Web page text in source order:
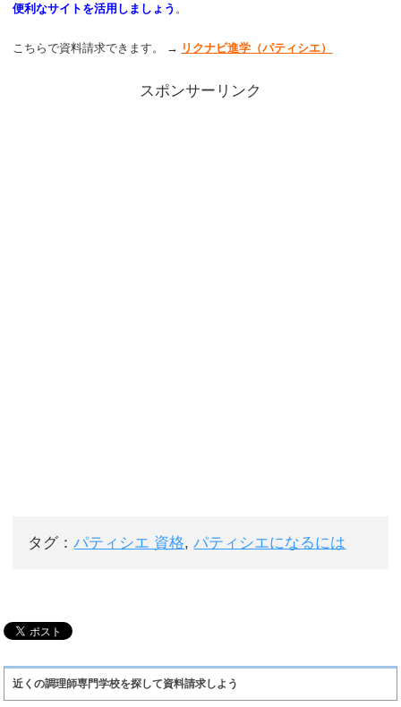
便利なサイトを活用しましょう 。
こちらで資料請求できます。 → リクナビ進学（パティシエ）
スポンサーリンク
タグ：パティシエ 資格,パティシエになるには
近くの調理師専門学校を探して資料請求しよう